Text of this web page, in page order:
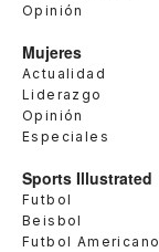
Opinión
Mujeres
Actualidad
Liderazgo
Opinión
Especiales
Sports Illustrated
Futbol
Beisbol
Futbol Americano